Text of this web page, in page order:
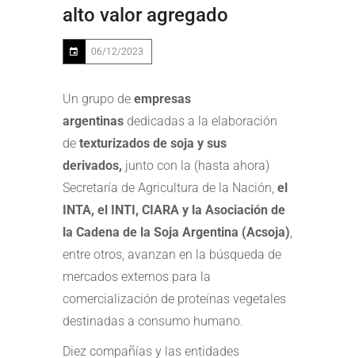
alto valor agregado
06/12/2023
Un grupo de empresas
argentinas dedicadas a la elaboración
de texturizados de soja y sus
derivados, junto con la (hasta ahora)
Secretaría de Agricultura de la Nación, el
INTA, el INTI, CIARA y la Asociación de
la Cadena de la Soja Argentina (Acsoja),
entre otros, avanzan en la búsqueda de
mercados externos para la
comercialización de proteínas vegetales
destinadas a consumo humano.
Diez compañías y las entidades